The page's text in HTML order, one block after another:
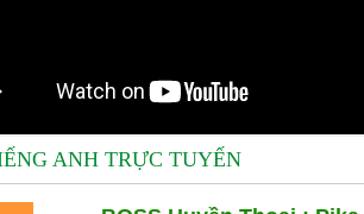
ANH TRỰC TUYẾN